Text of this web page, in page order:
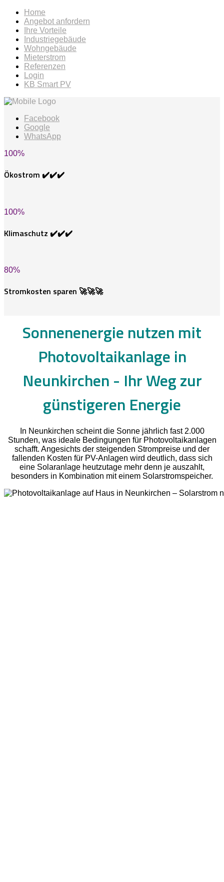
Home
Angebot anfordern
Ihre Vorteile
Industriegebäude
Wohngebäude
Mieterstrom
Referenzen
Login
KB Smart PV
Facebook
Google
WhatsApp
100%
Ökostrom ✔️✔️✔️
100%
Klimaschutz ✔️✔️✔️
80%
Stromkosten sparen 🚀🚀🚀
Sonnenenergie nutzen mit
Photovoltaikanlage in
Neunkirchen - Ihr Weg zur
günstigeren Energie
In Neunkirchen scheint die Sonne jährlich fast 2.000
Stunden, was ideale Bedingungen für Photovoltaikanlagen
schafft. Angesichts der steigenden Strompreise und der
fallenden Kosten für PV-Anlagen wird deutlich, dass sich
eine Solaranlage heutzutage mehr denn je auszahlt,
besonders in Kombination mit einem Solarstromspeicher.